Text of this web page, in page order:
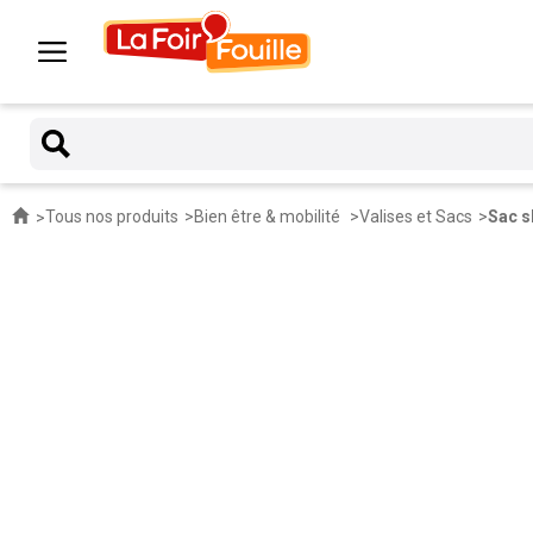
Tous nos produits Bien être & mobilité Valises et Sacs Sac